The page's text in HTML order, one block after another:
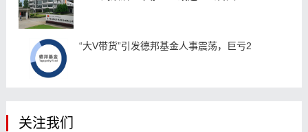
“大V带货”引发德邦基金人事震荡，巨亏2
关注我们